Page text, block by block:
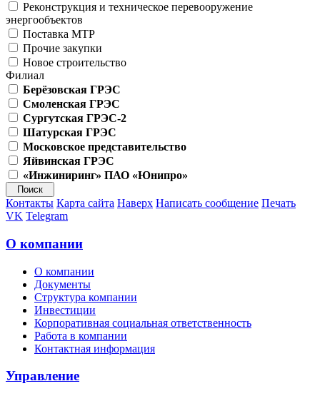
Реконструкция и техническое перевооружение
энергообъектов
Поставка МТР
Прочие закупки
Новое строительство
Филиал
Берёзовская ГРЭС
Смоленская ГРЭС
Сургутская ГРЭС-2
Шатурская ГРЭС
Московское представительство
Яйвинская ГРЭС
«Инжиниринг» ПАО «Юнипро»
Контакты Карта сайта Наверх Написать сообщение Печать
VK Telegram
О компании
О компании
Документы
Структура компании
Инвестиции
Корпоративная социальная ответственность
Работа в компании
Контактная информация
Управление